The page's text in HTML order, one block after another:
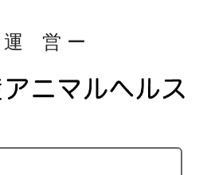
運 営 ー